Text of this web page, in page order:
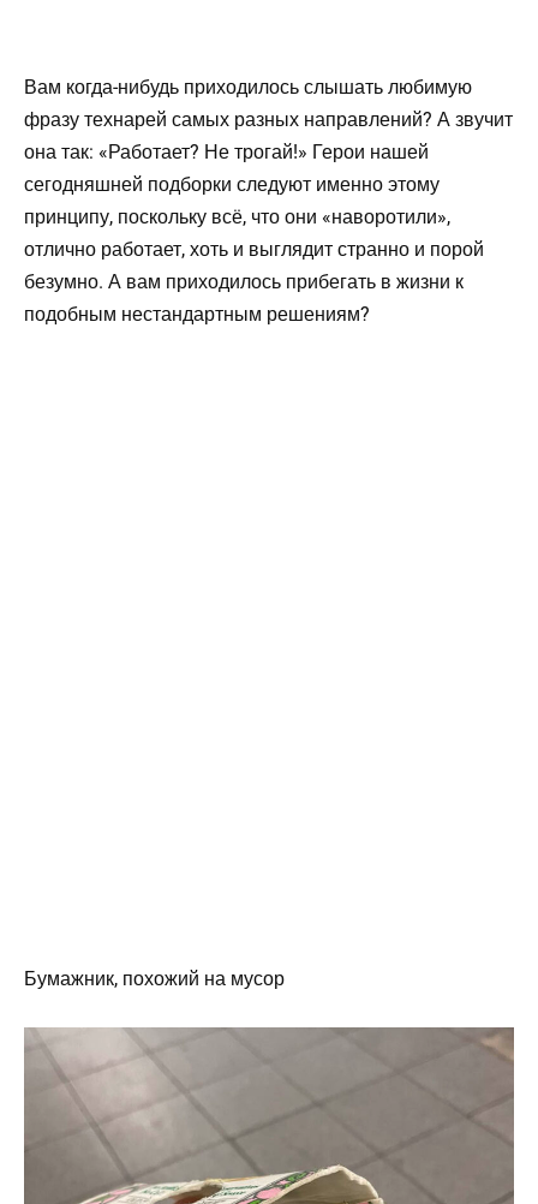
Вам когда-нибудь приходилось слышать любимую
фразу технарей самых разных направлений? А звучит
она так: «Работает? Не трогай!» Герои нашей
сегодняшней подборки следуют именно этому
принципу, поскольку всё, что они «наворотили»,
отлично работает, хоть и выглядит странно и порой
безумно. А вам приходилось прибегать в жизни к
подобным нестандартным решениям?
Бумажник, похожий на мусор